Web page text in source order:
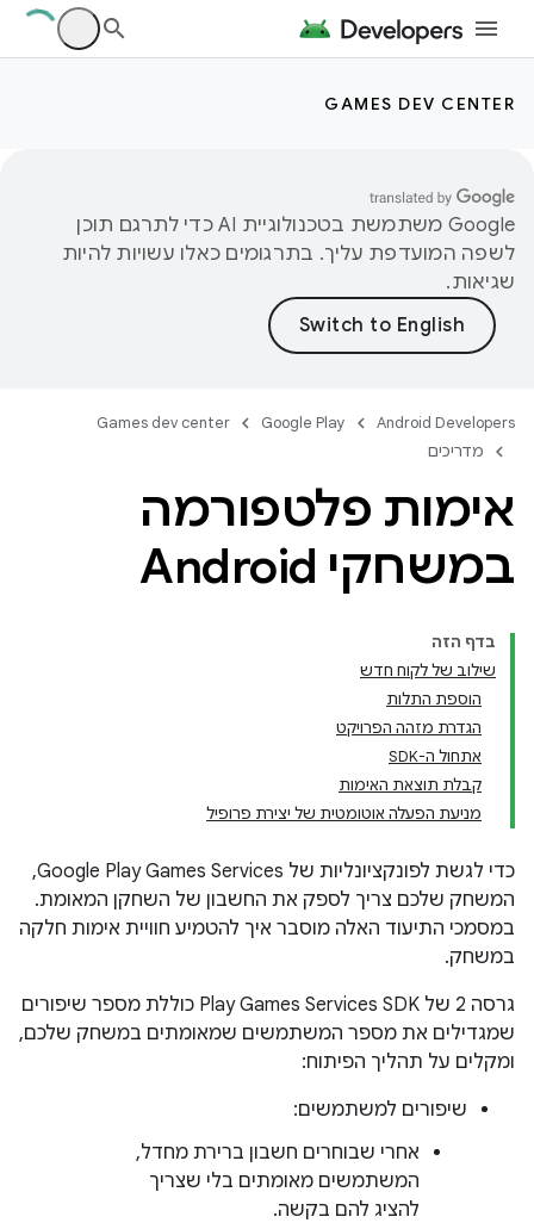
GAMES DEV CENTER
‫Google משתמשת בטכנולוגיית AI כדי לתרגם תוכן
לשפה המועדפת עליך. בתרגומים כאלו עשויות להיות
שגיאות.
Android Developers
Google Play
Games dev center
מדריכים
אימות פלטפורמה
במשחקי Android
בדף הזה
שילוב של לקוח חדש
הוספת התלות
הגדרת מזהה הפרויקט
אתחול ה-SDK
קבלת תוצאת האימות
מניעת הפעלה אוטומטית של יצירת פרופיל
כדי לגשת לפונקציונליות של Google Play Games Services,
המשחק שלכם צריך לספק את החשבון של השחקן המאומת.
במסמכי התיעוד האלה מוסבר איך להטמיע חוויית אימות חלקה
במשחק.
גרסה 2 של Play Games Services SDK כוללת מספר שיפורים
שמגדילים את מספר המשתמשים שמאומתים במשחק שלכם,
ומקלים על תהליך הפיתוח:
שיפורים למשתמשים:
אחרי שבוחרים חשבון ברירת מחדל,
המשתמשים מאומתים בלי שצריך
להציג להם בקשה.